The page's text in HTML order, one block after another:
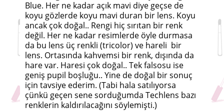
Blue. Her ne kadar açık mavi diye geçse de
koyu gözlerde koyu mavi duran bir lens. Koyu
ancak çok doğal.. Rengi hiç sırıtan bir renk
değil. Her ne kadar resimlerde öyle durmasa
da bu lens üç renkli (tricolor) ve hareli bir
lens. Ortasında kahvemsi bir renk, dışında da
hare var. Haresi çok doğal.. Tek falsosu ise
geniş pupil boşluğu.. Yine de doğal bir sonuç
için tavsiye ederim. (Tabi hala satılıyorsa
çünkü geçen sene sorduğumda Techlens bazı
renklerin kaldırılacağını söylemişti.)